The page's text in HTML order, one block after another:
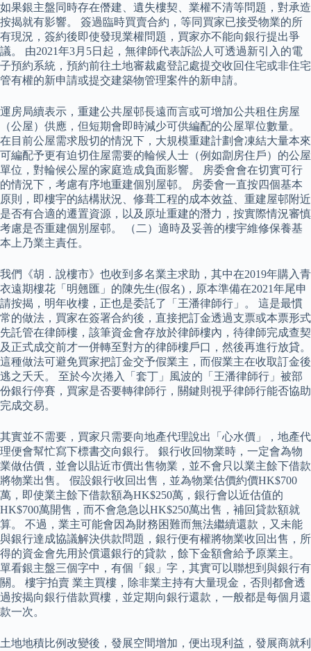
如果銀主盤同時存在僭建、遺失樓契、業權不清等問題，對承造
按揭就有影響。 簽過臨時買賣合約，等同買家已接受物業的所
有現況，簽約後即使發現業權問題，買家亦不能向銀行提出爭
議。 由2021年3月5日起，無律師代表訴訟人可透過新引入的電
子預約系統，預約前往土地審裁處登記處提交收回住宅或非住宅
管有權的新申請或提交建築物管理案件的新申請。
運房局續表示，重建公共屋邨長遠而言或可增加公共租住房屋
（公屋）供應，但短期會即時減少可供編配的公屋單位數量。
在目前公屋需求殷切的情況下，大規模重建計劃會凍結大量本來
可編配予更有迫切住屋需要的輪候人士（例如劏房住戶）的公屋
單位，對輪候公屋的家庭造成負面影響。 房委會會在切實可行
的情況下，考慮有序地重建個別屋邨。 房委會一直按四個基本
原則，即樓宇的結構狀況、修葺工程的成本效益、重建屋邨附近
是否有合適的遷置資源，以及原址重建的潛力，按實際情況審慎
考慮是否重建個別屋邨。 （二）適時及妥善的樓宇維修保養基
本上乃業主責任。
我們《胡．說樓市》也收到多名業主求助，其中在2019年購入青
衣遠期樓花「明翹匯」的陳先生(假名)，原本準備在2021年尾申
請按揭，明年收樓，正也是委託了「王潘律師行」。 這是最慣
常的做法，買家在簽署合約後，直接把訂金透過支票或本票形式
先託管在律師樓，該筆資金會存放於律師樓內，待律師完成查契
及正式成交前才一併轉至對方的律師樓戶口，然後再進行放貸。
這種做法可避免買家把訂金交予假業主，而假業主在收取訂金後
逃之夭夭。 至於今次捲入「套丁」風波的「王潘律師行」被部
份銀行停賽，買家是否要轉律師行，關鍵則視乎律師行能否協助
完成交易。
其實並不需要，買家只需要向地產代理說出「心水價」，地產代
理便會幫忙寫下標書交向銀行。 銀行收回物業時，一定會為物
業做估價，並會以貼近市價出售物業，並不會只以業主餘下借款
將物業出售。 假設銀行收回出售，並為物業估價約價HK$700
萬，即使業主餘下借款額為HK$250萬，銀行會以近估值的
HK$700萬開售，而不會急急以HK$250萬出售，補回貸款額就
算。 不過，業主可能會因為財務困難而無法繼續還款，又未能
與銀行達成協議解決供款問題，銀行便有權將物業收回出售，所
得的資金會先用於償還銀行的貸款，餘下金額會給予原業主。
單看銀主盤三個字中，有個「銀」字，其實可以聯想到與銀行有
關。 樓宇拍賣 業主買樓，除非業主持有大量現金，否則都會透
過按揭向銀行借款買樓，並定期向銀行還款，一般都是每個月還
款一次。
土地地積比例改變後，發展空間增加，便出現利益，發展商就利